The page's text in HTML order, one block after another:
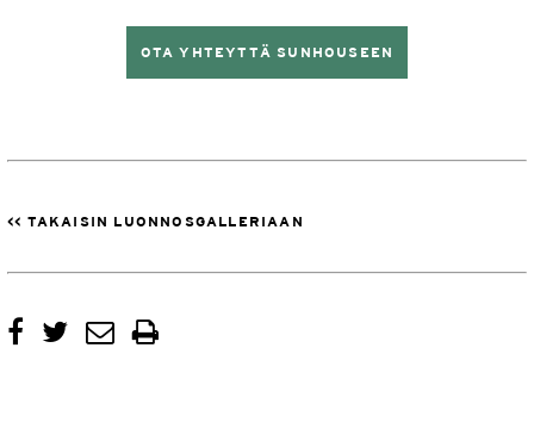
OTA YHTEYTTÄ SUNHOUSEEN
<< TAKAISIN LUONNOSGALLERIAAN